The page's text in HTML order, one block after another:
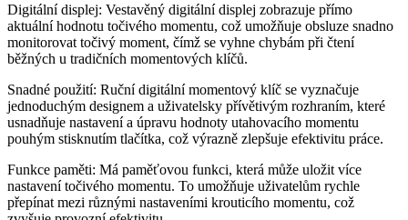
Digitální displej: Vestavěný digitální displej zobrazuje přímo
aktuální hodnotu točivého momentu, což umožňuje obsluze snadno
monitorovat točivý moment, čímž se vyhne chybám při čtení
běžných u tradičních momentových klíčů.
Snadné použití: Ruční digitální momentový klíč se vyznačuje
jednoduchým designem a uživatelsky přívětivým rozhraním, které
usnadňuje nastavení a úpravu hodnoty utahovacího momentu
pouhým stisknutím tlačítka, což výrazně zlepšuje efektivitu práce.
Funkce paměti: Má paměťovou funkci, která může uložit více
nastavení točivého momentu. To umožňuje uživatelům rychle
přepínat mezi různými nastaveními krouticího momentu, což